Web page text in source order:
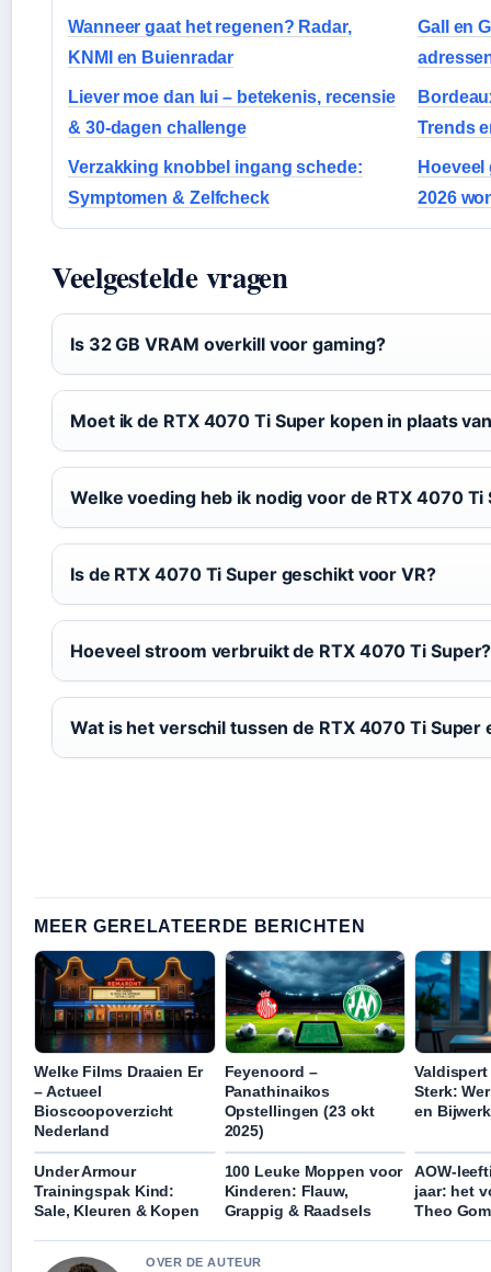
Wanneer gaat het regenen? Radar,
KNMI en Buienradar
Gall en
Liever moe dan lui – betekenis, recensie
& 30-dagen challenge
Trends
Verzakking knobbel ingang schede:
Symptomen & Zelfcheck
2026
Veelgestelde vragen
Is 32 GB VRAM overkill voor gaming?
Moet ik de RTX 4070 Ti Super kopen in plaats
Welke voeding heb ik nodig voor de RTX 4070 Ti
Is de RTX 4070 Ti Super geschikt voor VR?
Hoeveel stroom verbruikt de RTX 4070 Ti Super?
Wat is het verschil tussen de RTX 4070 Ti Super
MEER GERELATEERDE BERICHTEN
Welke Films Draaien Er
– Actueel
Bioscoopoverzicht
Nederland
Feyenoord –
Panathinaikos
Opstellingen (23 okt
2025)
Sterk:
en
Under Armour
Trainingspak Kind:
Sale, Kleuren & Kopen
100 Leuke Moppen voor
Kinderen: Flauw,
Grappig & Raadsels
AOW-
jaar: het
Theo
OVER DE AUTEUR